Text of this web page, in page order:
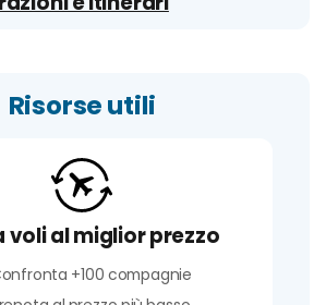
Risorse utili
voli al miglior prezzo
+100 compagnie